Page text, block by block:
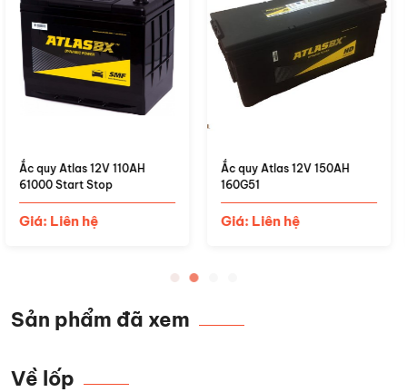
Ắc quy Atlas 12V 150AH
160G51
Giá: Liên hệ
Ắc quy Atlas 12V 120AH
135F51
Giá: Liên hệ
Sản phẩm đã xem
Về lốp